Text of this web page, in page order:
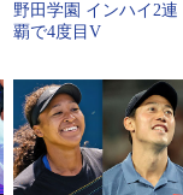
野田学園 インハイ2連
覇で4度目V